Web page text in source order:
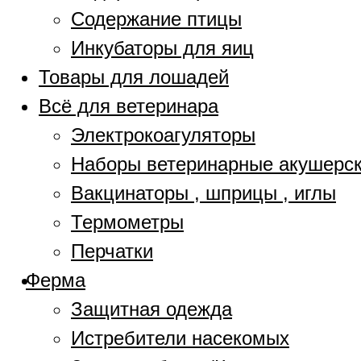
Содержание птицы
Инкубаторы для яиц
Товары для лошадей
Всё для ветеринара
Электрокоагуляторы
Наборы ветеринарные
Вакцинаторы , шприцы , иглы
Термометры
Перчатки
Ферма
Защитная одежда
Истребители насекомых